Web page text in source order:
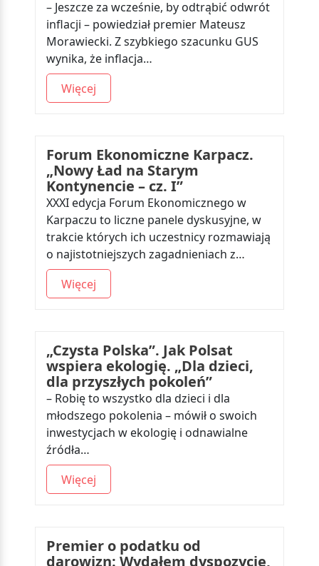
– Jeszcze za wcześnie, by odtrąbić odwrót
inflacji – powiedział premier Mateusz
Morawiecki. Z szybkiego szacunku GUS
wynika, że inflacja…
Więcej
Forum Ekonomiczne Karpacz.
„Nowy Ład na Starym
Kontynencie – cz. I”
XXXI edycja Forum Ekonomicznego w
Karpaczu to liczne panele dyskusyjne, w
trakcie których ich uczestnicy rozmawiają
o najistotniejszych zagadnieniach z…
Więcej
„Czysta Polska”. Jak Polsat
wspiera ekologię. „Dla dzieci,
dla przyszłych pokoleń”
– Robię to wszystko dla dzieci i dla
młodszego pokolenia – mówił o swoich
inwestycjach w ekologię i odnawialne
źródła…
Więcej
Premier o podatku od
darowizn: Wydałem dyspozycję,